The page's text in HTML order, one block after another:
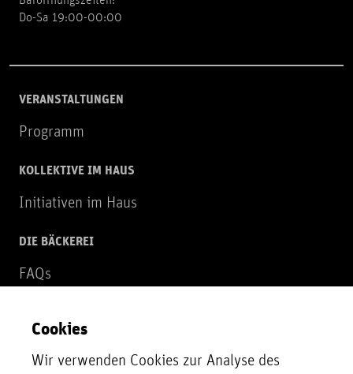
Do-Sa 19:00-00:00
VERANSTALTUNGEN
Programm
KOLLEKTIVE IM HAUS
Initiativen im Haus
DIE BÄCKEREI
FAQs
NEWSLETTER
Zur Newsletter Anmeldung
Cookies
Wir verwenden Cookies zur Analyse des